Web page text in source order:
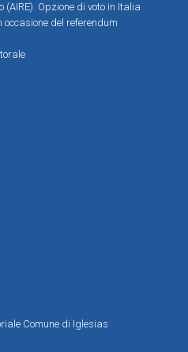
(AIRE). Opzione di voto in Italia
occasione del referendum
Comune di Iglesias